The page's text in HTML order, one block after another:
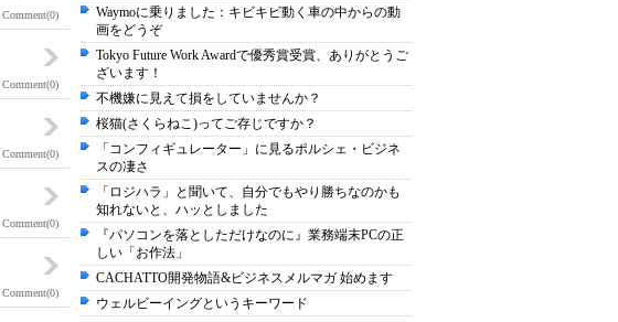
Comment(0)
Comment(0)
Comment(0)
Comment(0)
Comment(0)
Waymoに乗りました：キビキビ動く車の中からの動
画をどうぞ
Tokyo Future Work Awardで優秀賞受賞、ありがとうご
ざいます！
不機嫌に見えて損をしていませんか？
桜猫(さくらねこ)ってご存じですか？
「コンフィギュレーター」に見るポルシェ・ビジネ
スの凄さ
「ロジハラ」と聞いて、自分でもやり勝ちなのかも
知れないと、ハッとしました
『パソコンを落としただけなのに』業務端末PCの正
しい「お作法」
CACHATTO開発物語&ビジネスメルマガ 始めます
ウェルビーイングというキーワード